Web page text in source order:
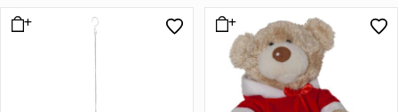
original
era:
actual
es:
original
era:
45 EUR.
actual
es:
39 EUR.